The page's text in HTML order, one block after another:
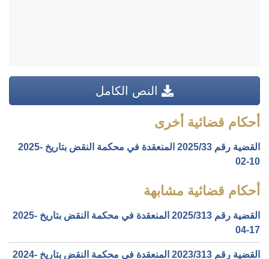
النص الكامل
أحكام قضائية أخرى
القضية رقم ‎33‏/‎2025‏ المنعقدة في محكمة النقض بتاريخ ‎2025-
02-10‏
أحكام قضائية مشابهة
القضية رقم ‎313‏/‎2025‏ المنعقدة في محكمة النقض بتاريخ ‎2025-
04-17‏
القضية رقم ‎313‏/‎2023‏ المنعقدة في محكمة النقض بتاريخ ‎2024-